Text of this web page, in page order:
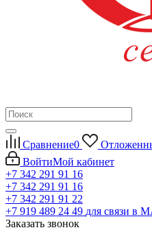
Сравнение0
ВойтиМой кабинет
+7 342 291 91 16
+7 342 291 91 16
+7 342 291 91 22
+7 919 489 24 49 для связи в
Заказать звонок